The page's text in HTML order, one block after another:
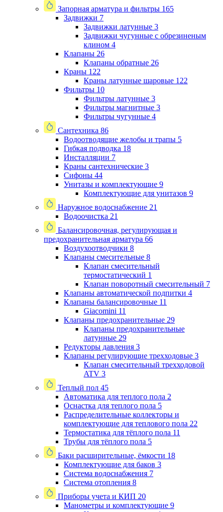
Запорная арматура и фильтры 165
Задвижки 7
Задвижки латунные 3
Задвижки чугунные с обрезиненым
клином 4
Клапаны 26
Клапаны обратные 26
Краны 122
Краны латунные шаровые 122
Фильтры 10
Фильтры латунные 3
Фильтры магнитные 3
Фильтры чугунные 4
Сантехника 86
Водоотводящие желобы и трапы 5
Гибкая подводка 18
Инсталляции 7
Краны сантехнические 3
Сифоны 44
Унитазы и комплектующие 9
Комплектующие для унитазов 9
Наружное водоснабжение 21
Водоочистка 21
Балансировочная, регулирующая и
предохранительная арматура 66
Воздухоотводчики 8
Клапаны cмесительные 8
Клапан cмесительный
термостатический 1
Клапан поворотный cмесительный 7
Клапаны автоматической подпитки 4
Клапаны балансировочные 11
Giacomini 11
Клапаны предохранительные 29
Клапаны предохранительные
латунные 29
Редукторы давления 3
Клапаны регулирующие трехходовые 3
Клапан смесительный трехходовой
ATV 3
Теплый пол 45
Автоматика для теплого пола 2
Оснастка для теплого пола 5
Распределительные коллекторы и
комплектующие для теплового пола 22
Термостатика для тёплого пола 11
Трубы для тёплого пола 5
Баки расширительные, ёмкости 18
Комплектующие для баков 3
Система водоснабжения 7
Система отопления 8
Приборы учета и КИП 20
Манометры и комплектующие 9